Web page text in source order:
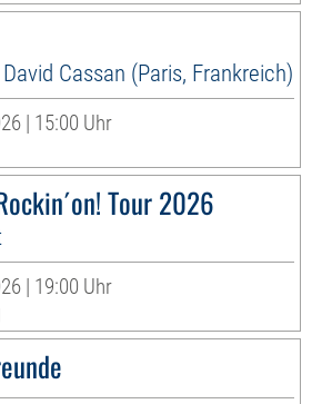
Cassan (Paris, Frankreich)
| 15:00 Uhr
Tour 2026
| 19:00 Uhr